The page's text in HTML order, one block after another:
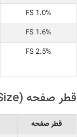
1.0% FS
1.6% FS
2.5% FS
قطر صفحه (Dial Size) بر اساس فاصله دید
قطر صفحه